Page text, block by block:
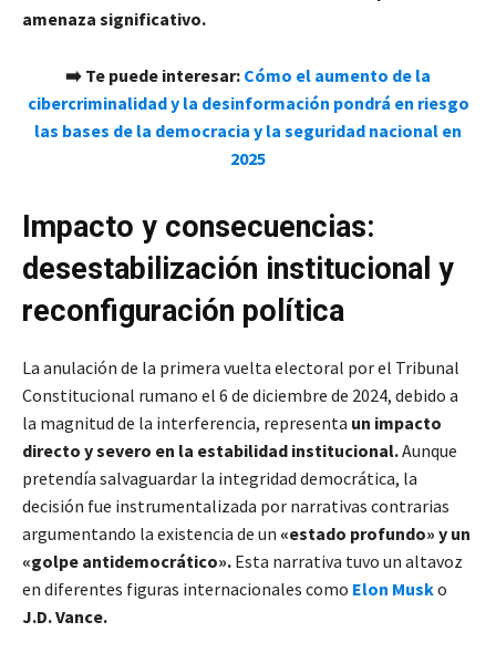
amenaza significativo.
➡️ Te puede interesar: Cómo el aumento de la
cibercriminalidad y la desinformación pondrá en riesgo
las bases de la democracia y la seguridad nacional en
2025
Impacto y consecuencias:
desestabilización institucional y
reconfiguración política
La anulación de la primera vuelta electoral por el Tribunal
Constitucional rumano el 6 de diciembre de 2024, debido a
la magnitud de la interferencia, representa un impacto
directo y severo en la estabilidad institucional.Aunque
pretendía salvaguardar la integridad democrática, la
decisión fue instrumentalizada por narrativas contrarias
argumentando la existencia de un «estado profundo» y un
«golpe antidemocrático». Esta narrativa tuvo un altavoz
en diferentes figuras internacionales como Elon Musko
J.D. Vance.